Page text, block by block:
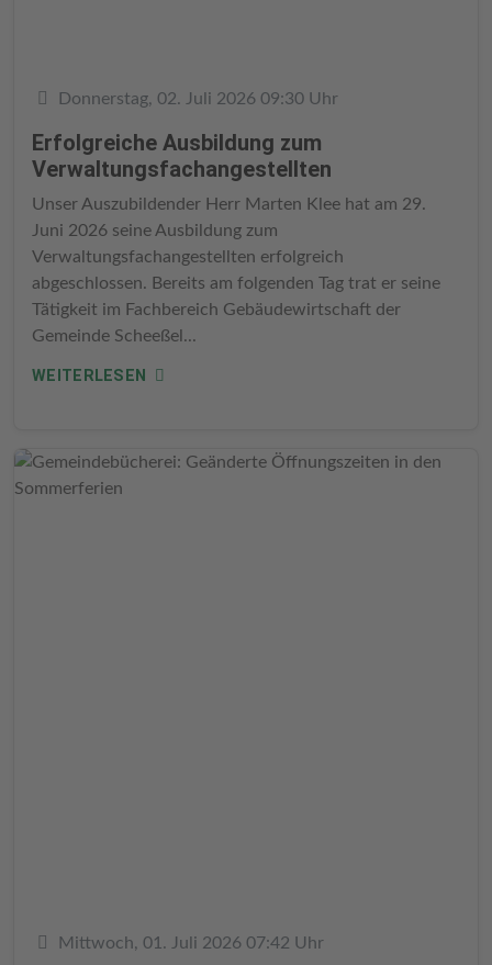
DetailsDonnerstag, 02. Juli 2026 09:30 Uhr
Erfolgreiche Ausbildung zum
Verwaltungsfachangestellten
Unser Auszubildender Herr Marten Klee hat am 29.
Juni 2026 seine Ausbildung zum
Verwaltungsfachangestellten erfolgreich
abgeschlossen. Bereits am folgenden Tag trat er seine
Tätigkeit im Fachbereich Gebäudewirtschaft der
Gemeinde Scheeßel...
WEITERLESEN
DetailsMittwoch, 01. Juli 2026 07:42 Uhr